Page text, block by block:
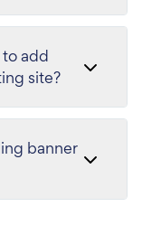
add
site?
banner